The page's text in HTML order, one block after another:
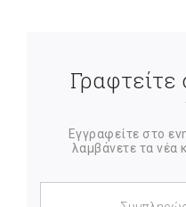
Γραφτείτε
Εγγραφείτε στο
λαμβάνετε τα νέα